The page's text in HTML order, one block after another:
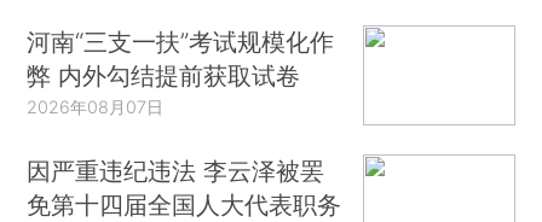
河南“三支一扶”考试规模化作
弊 内外勾结提前获取试卷
2026年08月07日
因严重违纪违法 李云泽被罢
免第十四届全国人大代表职务